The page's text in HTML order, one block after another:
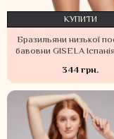
Бразильяни низької
бавовни GISELA
344 грн.
КУПИТИ